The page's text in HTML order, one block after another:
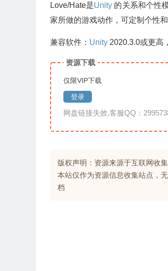
Love/Hate是Unity 的关系和个性
家所做的游戏动作，可定制个性
兼容软件： Unity 2020.3.0或更高
资源下载
仅限VIP下载
登录
网盘链接失效,客服QQ：
版权声明：资源来源于互联网收
本站仅作为资源信息收集站点，
档